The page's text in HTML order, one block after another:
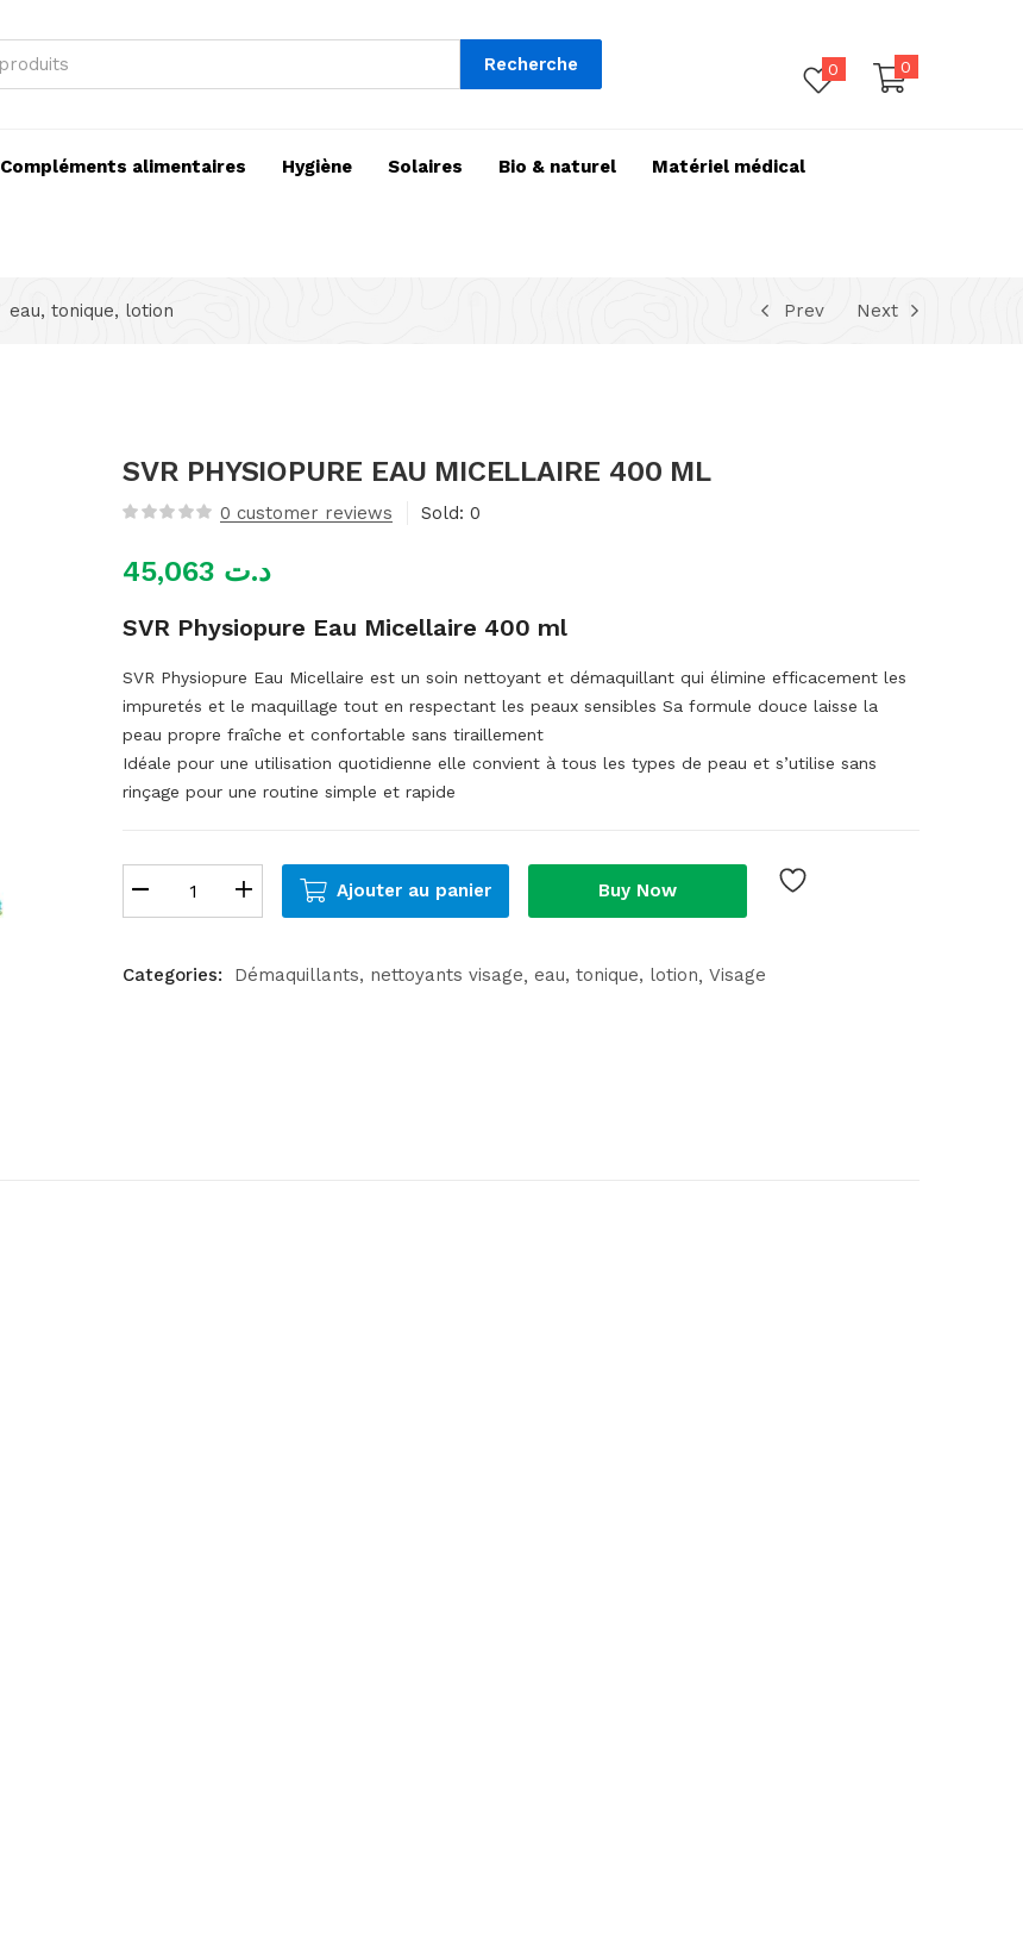
Recherche 0 0
Compléments alimentaires Hygiène Solaires Bio & naturel Matériel médical
eau, tonique, lotion Prev Next
SVR PHYSIOPURE EAU MICELLAIRE 400 ML
0 customer reviews Sold: 0
د.ت
SVR Physiopure Eau Micellaire 400 ml
SVR Physiopure Eau Micellaire est un soin nettoyant et démaquillant qui élimine efficacement les
impuretés et le maquillage tout en respectant les peaux sensibles Sa formule douce laisse la
peau propre fraîche et confortable sans tiraillement
Idéale pour une utilisation quotidienne elle convient à tous les types de peau et s’utilise sans
rinçage pour une routine simple et rapide
Ajouter au panier Buy Now
Categories: Démaquillants, nettoyants visage eau, tonique, lotion Visage